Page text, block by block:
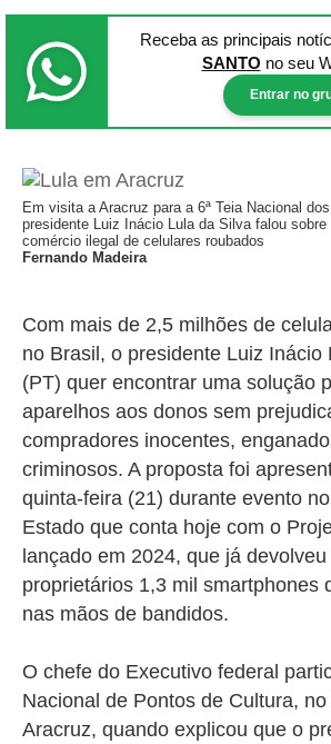
Receba as principais
SANTO no seu
Entrar no
Em visita a Aracruz para a 6ª Teia Nacional
presidente Luiz Inácio Lula da Silva falou
comércio ilegal de celulares roubados
Fernando Madeira
Com mais de 2,5 milhões de
no Brasil, o presidente Luiz Inácio
(PT) quer encontrar uma solução
aparelhos aos donos sem
compradores inocentes,
criminosos. A proposta foi
quinta-feira (21) durante evento
Estado que conta hoje com o
lançado em 2024, que já
proprietários 1,3 mil smartphones
nas mãos de bandidos.
O chefe do Executivo federal
Nacional de Pontos de Cultura,
Aracruz, quando explicou que o